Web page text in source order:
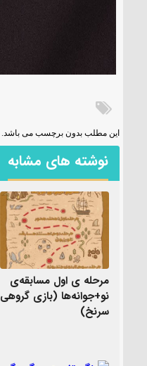
این مطلب بدون برچسب می باشد.
نوشته های مشابه
مرحله ی اول مسابقه‌ی
نو+جوانه‌ها (بازی گروهی
سرنخ)